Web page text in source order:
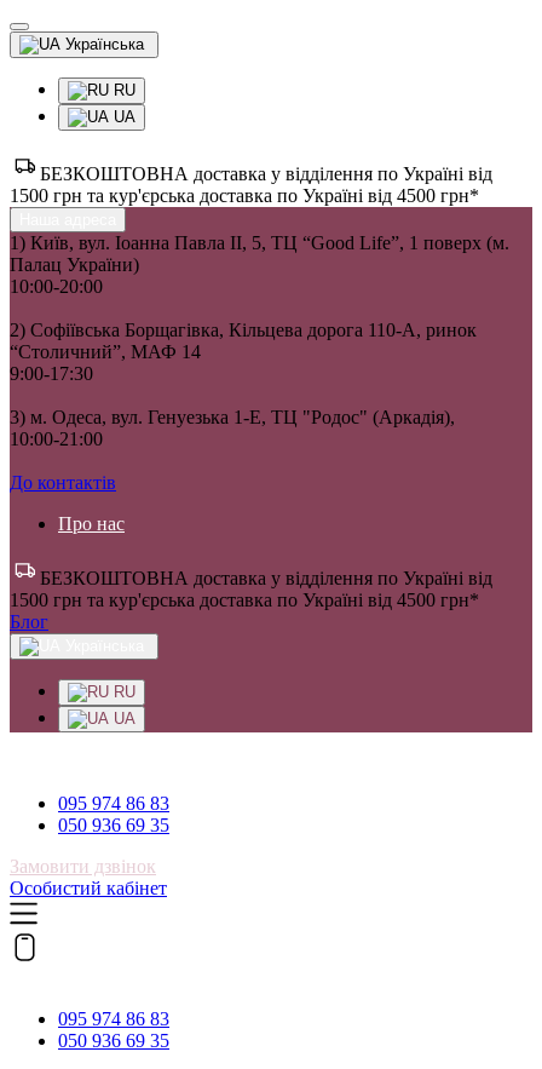
Українська
RU
UA
БЕЗКОШТОВНА доставка у відділення по Україні від
1500 грн та кур'єрська доставка по Україні від 4500 грн*
1) Київ, вул. Іоанна Павла II, 5, ТЦ “Good Life”, 1 поверх (м.
Палац України)
10:00-20:00
2) Софіївська Борщагівка, Кільцева дорога 110-А, ринок
“Столичний”, МАФ 14
9:00-17:30
3) м. Одеса, вул. Генуезька 1-Е, ТЦ "Родос" (Аркадія),
10:00-21:00
До контактів
Про нас
БЕЗКОШТОВНА доставка у відділення по Україні від
1500 грн та кур'єрська доставка по Україні від 4500 грн*
Блог
RU
UA
095 974 86 83
050 936 69 35
Замовити дзвінок
Особистий кабінет
095 974 86 83
050 936 69 35